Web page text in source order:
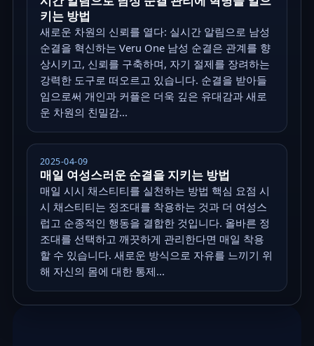
키는 방법
새로운 차원의 신뢰를 열다: 실시간 알림으로 남성
순결을 혁신하는 Veru One 남성 순결은 관계를 향
상시키고, 신뢰를 구축하며, 자기 절제를 장려하는
강력한 도구로 떠오르고 있습니다. 순결을 받아들
임으로써 개인과 커플은 더욱 깊은 유대감과 새로
운 차원의 친밀감...
2025-04-09
매일 여성스러운 순결을 지키는 방법
매일 시시 채스티티를 실천하는 방법 핵심 요점 시
시 채스티티는 정조대를 착용하는 것과 더 여성스
럽고 순종적인 행동을 결합한 것입니다. 올바른 정
조대를 선택하고 깨끗하게 관리한다면 매일 착용
할 수 있습니다. 새로운 방식으로 자유를 느끼기 위
해 자신의 몸에 대한 통제...